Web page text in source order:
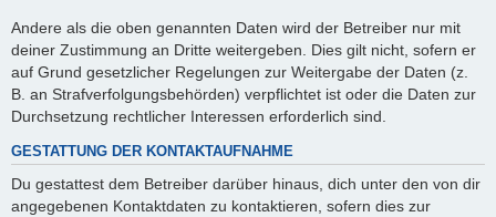
Andere als die oben genannten Daten wird der Betreiber nur mit
deiner Zustimmung an Dritte weitergeben. Dies gilt nicht, sofern er
auf Grund gesetzlicher Regelungen zur Weitergabe der Daten (z.
B. an Strafverfolgungsbehörden) verpflichtet ist oder die Daten zur
Durchsetzung rechtlicher Interessen erforderlich sind.
GESTATTUNG DER KONTAKTAUFNAHME
Du gestattest dem Betreiber darüber hinaus, dich unter den von dir
angegebenen Kontaktdaten zu kontaktieren, sofern dies zur